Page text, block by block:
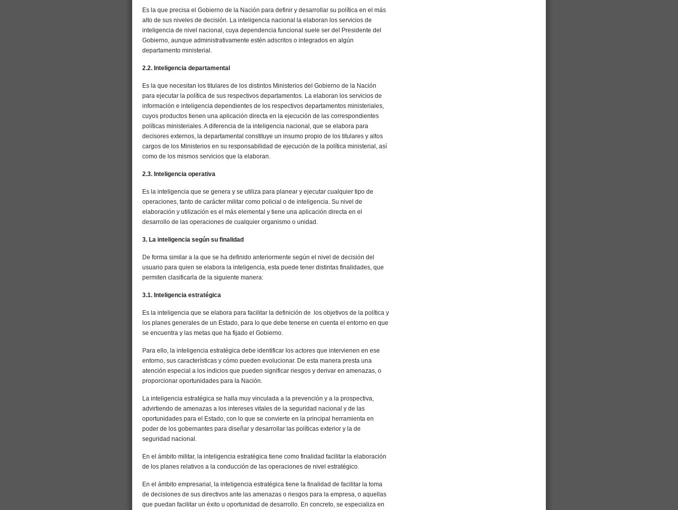
Es la que precisa el Gobierno de la Nación para definir y desarrollar su política en el más
alto de sus niveles de decisión. La inteligencia nacional la elaboran los servicios de
inteligencia de nivel nacional, cuya dependencia funcional suele ser del Presidente del
Gobierno, aunque administrativamente estén adscritos o integrados en algún
departamento ministerial.
2.2. Inteligencia departamental
Es la que necesitan los titulares de los distintos Ministerios del Gobierno de la Nación
para ejecutar la política de sus respectivos departamentos. La elaboran los servicios de
información e inteligencia dependientes de los respectivos departamentos ministeriales,
cuyos productos tienen una aplicación directa en la ejecución de las correspondientes
políticas ministeriales. A diferencia de la inteligencia nacional, que se elabora para
decisores externos, la departamental constituye un insumo propio de los titulares y altos
cargos de los Ministerios en su responsabilidad de ejecución de la política ministerial, así
como de los mismos servicios que la elaboran.
2.3. Inteligencia operativa
Es la inteligencia que se genera y se utiliza para planear y ejecutar cualquier tipo de
operaciones, tanto de carácter militar como policial o de inteligencia. Su nivel de
elaboración y utilización es el más elemental y tiene una aplicación directa en el
desarrollo de las operaciones de cualquier organismo o unidad.
3. La inteligencia según su finalidad
De forma similar a la que se ha definido anteriormente según el nivel de decisión del
usuario para quien se elabora la inteligencia, esta puede tener distintas finalidades, que
permiten clasificarla de la siguiente manera:
3.1. Inteligencia estratégica
Es la inteligencia que se elabora para facilitar la definición de los objetivos de la política y
los planes generales de un Estado, para lo que debe tenerse en cuenta el entorno en que
se encuentra y las metas que ha fijado el Gobierno.
Para ello, la inteligencia estratégica debe identificar los actores que intervienen en ese
entorno, sus características y cómo pueden evolucionar. De esta manera presta una
atención especial a los indicios que pueden significar riesgos y derivar en amenazas, o
proporcionar oportunidades para la Nación.
La inteligencia estratégica se halla muy vinculada a la prevención y a la prospectiva,
advirtiendo de amenazas a los intereses vitales de la seguridad nacional y de las
oportunidades para el Estado, con lo que se convierte en la principal herramienta en
poder de los gobernantes para diseñar y desarrollar las políticas exterior y la de
seguridad nacional.
En el ámbito militar, la inteligencia estratégica tiene como finalidad facilitar la elaboración
de los planes relativos a la conducción de las operaciones de nivel estratégico.
En el ámbito empresarial, la inteligencia estratégica tiene la finalidad de facilitar la toma
de decisiones de sus directivos ante las amenazas o riesgos para la empresa, o aquellas
que puedan facilitar un éxito u oportunidad de desarrollo. En concreto, se especializa en